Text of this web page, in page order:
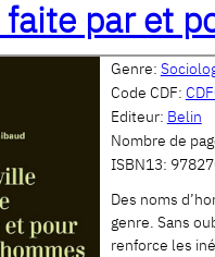
faite par et
Genre:
Code CDF:
Editeur: Belin
Nombre de
ISBN13:
Des noms
genre. Sans
renforce les